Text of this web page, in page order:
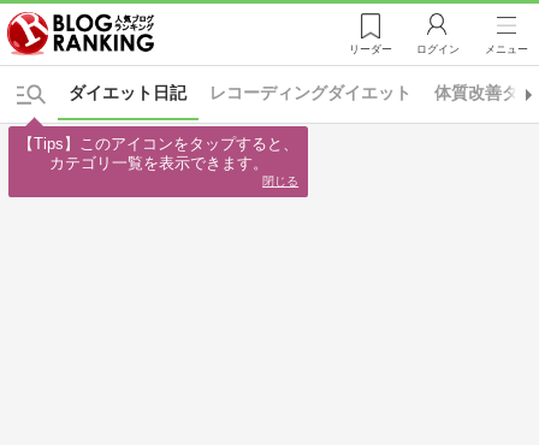
リーダー ログイン メニュー
レコーディングダイエット 体質改善ダ
ダイエット日記
【Tips】このアイコンをタップすると、
カテゴリ一覧を表示できます。
閉じる